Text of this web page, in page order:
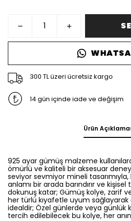
300 TL üzeri ücretsiz kargo
14 gün içinde iade ve değişim
Ürün
925 ayar gümüş malzeme
ömürlü ve kaliteli bir aksesuar
seviyor sevmiyor mineli tasarımıyla,
anlamı bir arada barındırır ve kişisel
dokunuş katar; Gümüş kolye, zarif
her türlü kıyafetle uyum sağlayarak
idealdir; Özel günlerde veya günlük
tercih edilebilecek bu kolye, her